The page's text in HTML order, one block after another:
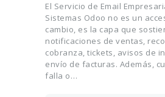
El Servicio de Email
Sistemas Odoo no es un
cambio, es la capa que
notificaciones de ventas,
cobranza, tickets, avisos de
envío de facturas. Además,
falla o…